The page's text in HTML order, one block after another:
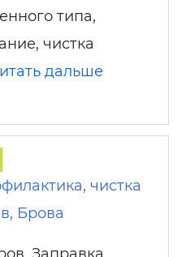
типа,
чистка
дальше
чистка
Брова
Заправка